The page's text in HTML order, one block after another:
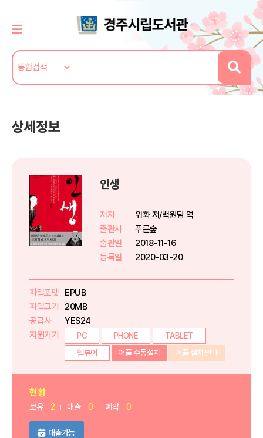
상세정보
인생
저자
위화 저/백원담 역
출판사
푸른숲
출판일
2018-11-16
등록일
2020-03-20
파일포맷
EPUB
파일크기
20MB
공급사
YES24
지원기기
PC PHONE
TABLET
웹뷰어
어플 수동설치 어플 설치 안내
현황
보유 2 대출 0 예약 0
대출가능